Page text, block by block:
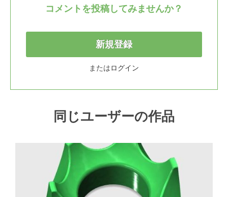
コメントを投稿してみませんか？
新規登録
またはログイン
同じユーザーの作品